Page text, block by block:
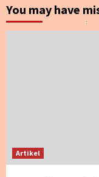
You may have
Artikel